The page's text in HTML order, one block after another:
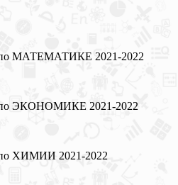
по МАТЕМАТИКЕ 2021-2022
по ЭКОНОМИКЕ 2021-2022
по ХИМИИ 2021-2022